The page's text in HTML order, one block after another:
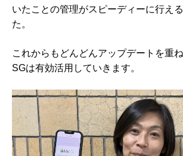
いたことの管理がスピーディーに行え
た。
これからもどんどんアップデートを重
SGは有効活用していきます。